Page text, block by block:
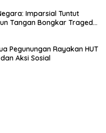
Imparsial Tuntut
Tangan Bongkar Tragedi
Pegunungan Rayakan HUT
Aksi Sosial